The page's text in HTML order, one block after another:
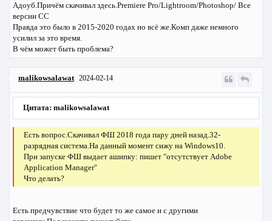
Адоуб.Причём скачивал здесь.Premiere Pro/Lightroom/Photoshop/ Все
версии CC
Правда это было в 2015-2020 годах но всё же.Комп даже немного
усилил за это время.
В чём может быть проблема?
malikowsalawat 2024-02-14
Цитата: malikowsalawat
Есть вопрос.Скачивал ФШ 2018 года пару дней назад.32-
разрядная система.На данный момент сижу на Windows10.
При запуске ФШ выдает ашипку: пишет "отсутствует Adobe
Application Manager"
Что делать?
Есть предчувствие что будет то же самое и с другими